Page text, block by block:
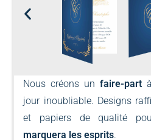
Nous créons un faire-partà
jour inoubliable. Designs
et papiers de qualité
marquera les esprits.